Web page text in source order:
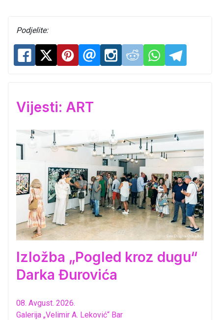
Podjelite:
Vijesti: ART
Izložba „Pogled kroz dugu“
Darka Đurovića
08. Avgust. 2026.
Galerija „Velimir A. Leković“ Bar